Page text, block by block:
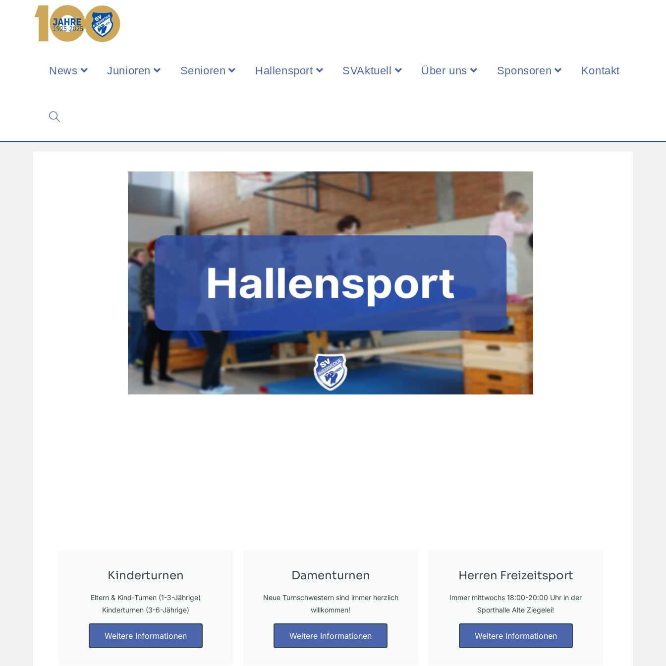
News Junioren Senioren Hallensport SVAktuell Über uns Sponsoren Kontakt
Kinderturnen
Eltern & Kind-Turnen (1-3-Jährige)
Kinderturnen (3-6-Jährige)
Weitere Informationen
Damenturnen
Neue Turnschwestern sind immer herzlich
willkommen!
Weitere Informationen
Herren Freizeitsport
Immer mittwochs 18:00-20:00 Uhr in der
Sporthalle Alte Ziegelei!
Weitere Informationen